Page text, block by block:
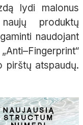
lydi malonus
produktų
naudojant
pirštų atspaudų.